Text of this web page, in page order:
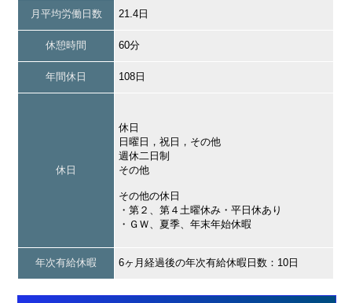
月平均労働日数 21.4日
休憩時間 60分
年間休日 108日
休日
休日
日曜日，祝日，その他
週休二日制
その他
その他の休日
・第２、第４土曜休み・平日休あり
・ＧＷ、夏季、年末年始休暇
年次有給休暇 6ヶ月経過後の年次有給休暇日数：10日